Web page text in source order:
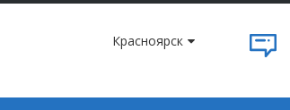
Красноярск